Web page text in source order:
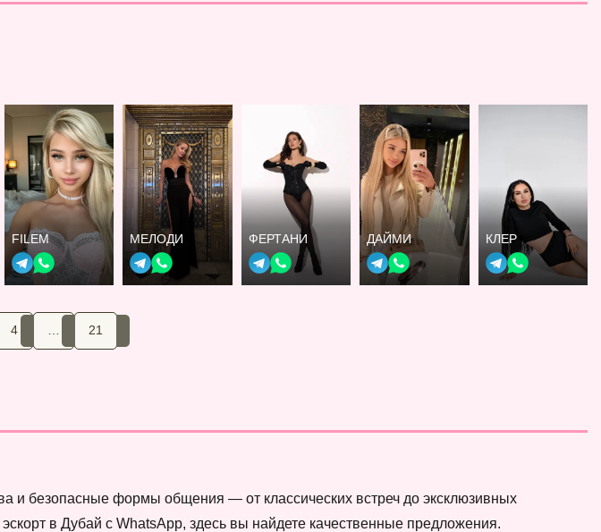
FILEM МЕЛОДИ ФЕРТАНИ ДАЙМИ КЛЕР
4 21
и безопасные формы общения — от классических встреч до эксклюзивных
в Дубай с WhatsApp, здесь вы найдете качественные предложения.